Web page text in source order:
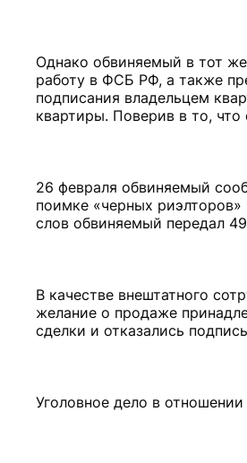
Однако обвиняемый в тот
работу в ФСБ РФ, а также
подписания владельцем
квартиры. Поверив в то,
26 февраля обвиняемый
поимке «черных
слов обвиняемый передал
В качестве внештатного
желание о продаже
сделки и отказались
Уголовное дело в